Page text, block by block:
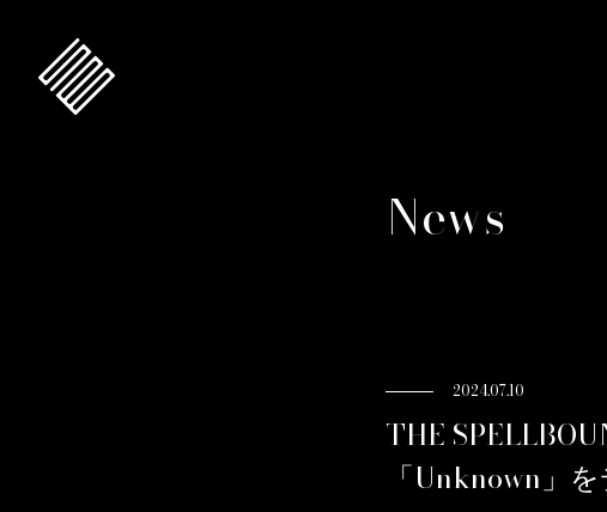
News
2024.07.10
THE
「Unknown」